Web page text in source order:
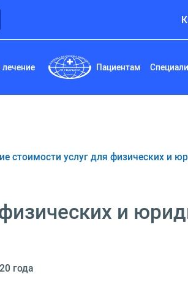
лечение Пациентам
стоимости услуг для физических и
и
года